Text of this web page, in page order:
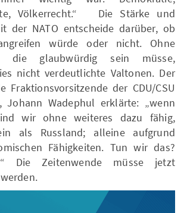
Völkerrecht.“ Die Stärke und
der NATO entscheide darüber, ob
würde oder nicht. Ohne
die glaubwürdig sein müsse,
nicht verdeutlichte Valtonen. Der
Fraktionsvorsitzende der CDU/CSU
Johann Wadephul erklärte: „wenn
wir ohne weiteres dazu fähig,
als Russland; alleine aufgrund
Fähigkeiten. Tun wir das?
Die Zeitenwende müsse jetzt